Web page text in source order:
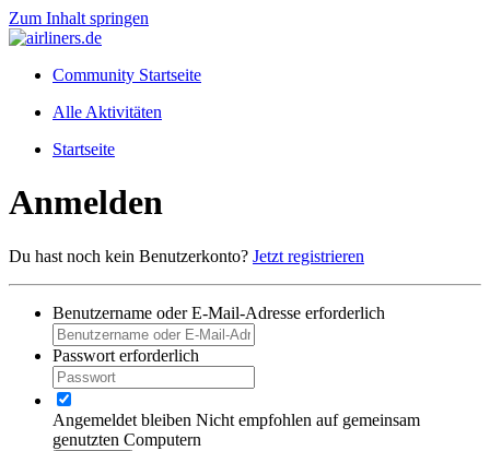
Zum Inhalt springen
Community Startseite
Alle Aktivitäten
Startseite
Anmelden
Du hast noch kein Benutzerkonto? Jetzt registrieren
Benutzername oder E-Mail-Adresse erforderlich
Passwort erforderlich
Angemeldet bleiben Nicht empfohlen auf gemeinsam
genutzten Computern